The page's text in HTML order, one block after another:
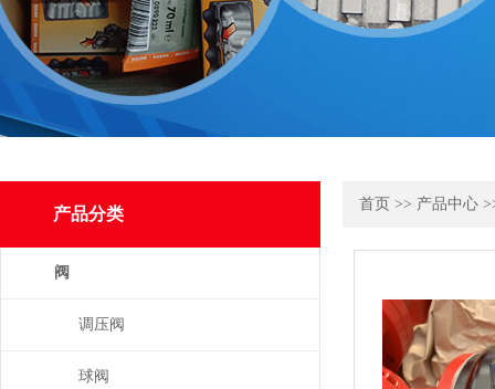
产品分类
阀
调压阀
球阀
首页 >> 产品中心